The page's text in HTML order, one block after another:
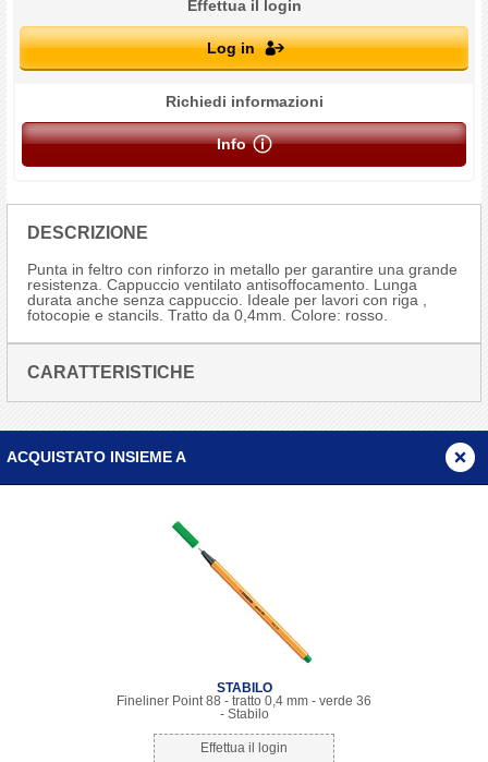
Effettua il login
Log in
Richiedi informazioni
Info
DESCRIZIONE
Punta in feltro con rinforzo in metallo per garantire una grande
resistenza. Cappuccio ventilato antisoffocamento. Lunga
durata anche senza cappuccio. Ideale per lavori con riga ,
fotocopie e stancils. Tratto da 0,4mm. Colore: rosso.
CARATTERISTICHE
ACQUISTATO INSIEME A
STABILO
Fineliner Point 88 - tratto 0,4 mm - verde 36
- Stabilo
Effettua il login